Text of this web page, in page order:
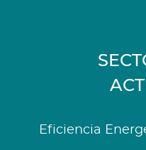
Eficiencia